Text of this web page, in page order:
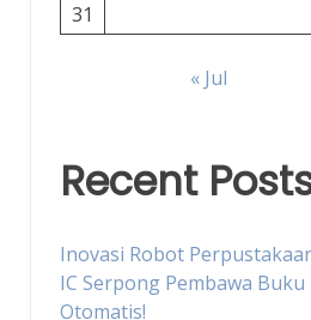
31
« Jul
Recent
Inovasi Robot
IC Serpong Pembawa Buku
Otomatis!